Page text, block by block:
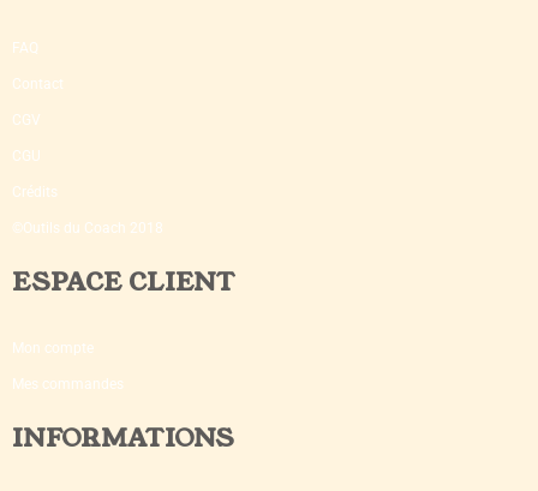
FAQ
Contact
CGV
CGU
Crédits
©Outils du Coach 2018
ESPACE CLIENT
Mon compte
Mes commandes
INFORMATIONS